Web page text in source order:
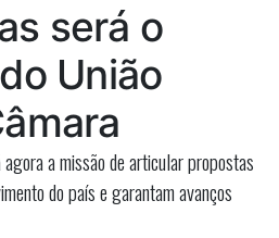
será o
União
a missão de articular propostas
do país e garantam avanços